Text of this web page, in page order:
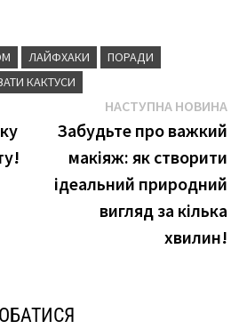
ЛАЙФХАКИ
ПОРАДИ
КАКТУСИ
НАСТУПНА НОВИНА
Забудьте про важкий
макіяж: як створити
ідеальний природний
вигляд за кілька
хвилин!